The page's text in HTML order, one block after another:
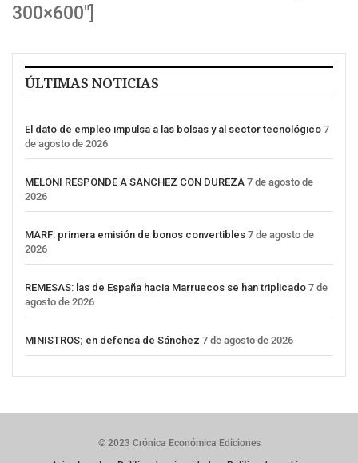
300×600″]
ÚLTIMAS NOTICIAS
El dato de empleo impulsa a las bolsas y al sector tecnológico 7
de agosto de 2026
MELONI RESPONDE A SANCHEZ CON DUREZA 7 de agosto de
2026
MARF: primera emisión de bonos convertibles 7 de agosto de
2026
REMESAS: las de España hacia Marruecos se han triplicado 7 de
agosto de 2026
MINISTROS; en defensa de Sánchez 7 de agosto de 2026
© 2023 Crónica Económica Ediciones